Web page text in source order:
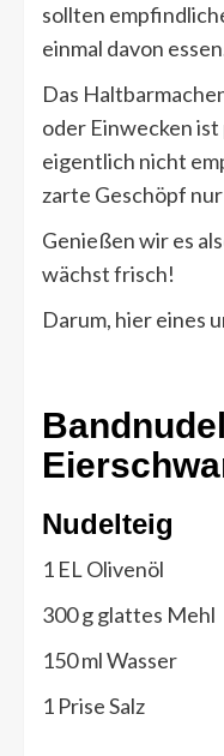
sollten
einmal davon
Das
oder Einwecken
eigentlich nicht
zarte Geschöpf nur
Genießen wir es
wächst frisch!
Darum, hier eines
Nudelteig
1 EL Olivenöl
300 g glattes Mehl
150 ml Wasser
1 Prise Salz